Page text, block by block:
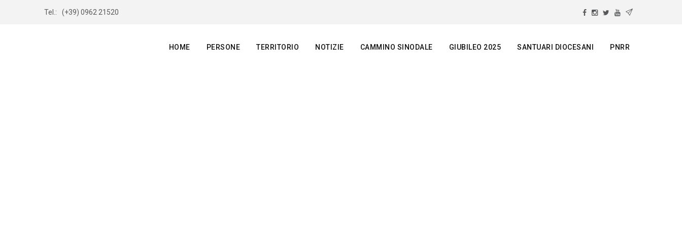
Tel.: (+39) 0962 21520
HOME PERSONE TERRITORIO NOTIZIE CAMMINO SINODALE GIUBILEO 2025 SANTUARI DIOCESANI PNRR